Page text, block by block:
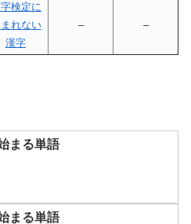
検定に
れない
漢字
– –
まる単語
まる単語